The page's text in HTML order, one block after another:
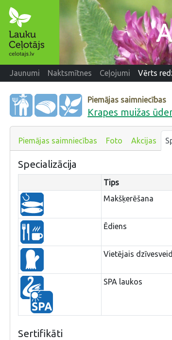
Jaunumi Naktsmītnes Ceļojumi Vērts
Piemājas saimniecības
Krapes muižas
Piemājas saimniecības Foto Akcijas
Specializācija
Tips
Makšķerēšana
Ēdiens
Vietējais
SPA laukos
Sertifikāti